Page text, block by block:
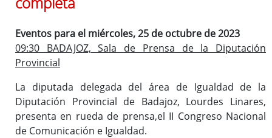
Eventos para el miércoles, 25 de octubre de 2023
09:30 BADAJOZ, Sala de Prensa de la Diputación
Provincial
La diputada delegada del área de Igualdad de la
Diputación Provincial de Badajoz, Lourdes Linares,
presenta en rueda de prensa,el II Congreso Nacional
de Comunicación e Igualdad.